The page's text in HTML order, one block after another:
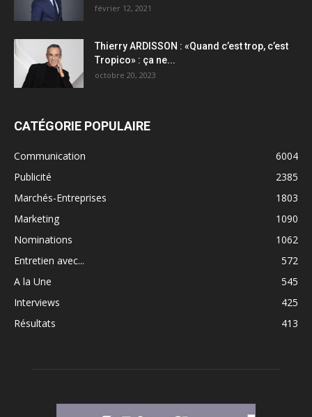
confinement»
février 12, 2021
Thierry ARDISSON : «Quand c’est trop, c’est
Tropico» : ça ne...
octobre 20, 2023
CATÉGORIE POPULAIRE
Communication
6004
Publicité
2385
Marchés-Entreprises
1803
Marketing
1090
Nominations
1062
Entretien avec...
572
A la Une
545
Interviews
425
Résultats
413